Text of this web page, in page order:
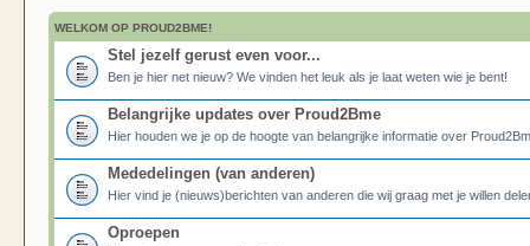
WELKOM OP PROUD2BME!
Stel jezelf gerust even voor...
Ben je hier net nieuw? We vinden het leuk als je laat weten wie je bent!
Belangrijke updates over Proud2Bme
Hier houden we je op de hoogte van belangrijke informatie over
Mededelingen (van anderen)
Hier vind je (nieuws)berichten van anderen die wij graag met je willen
Oproepen